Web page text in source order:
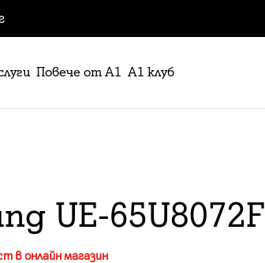
Повече от А1 А1 клуб
UE-65U8072F
в онлайн магазин